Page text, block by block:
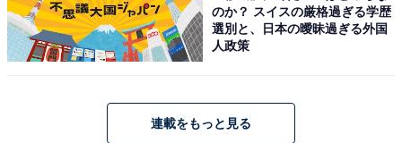
のか？ スイスの厳格過ぎる学歴
選別と、日本の曖昧過ぎる外国
人政策
連載をもっと見る